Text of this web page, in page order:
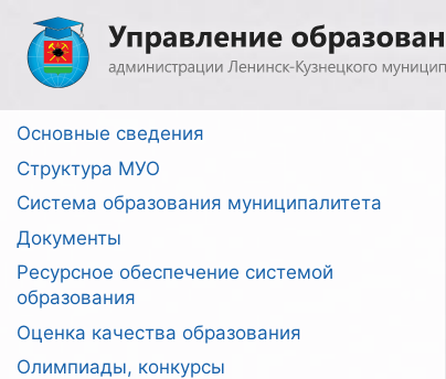
Перейти
содержимому
Основные сведения
Структура МУО
Система образования муниципалитета
Документы
Ресурсное обеспечение системой
образования
Оценка качества образования
Олимпиады, конкурсы